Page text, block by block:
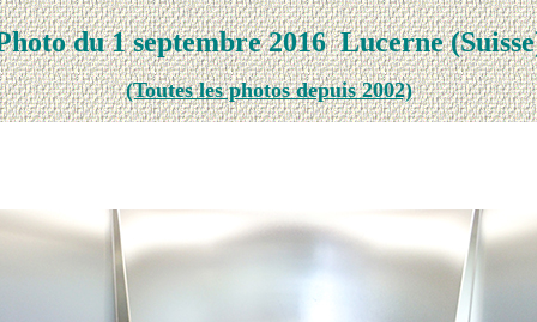
du 1 septembre 2016 Lucerne
(Toutes les photos depuis 2002)